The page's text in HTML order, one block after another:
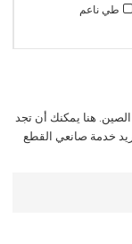
طي ناعم
هنا يمكنك أن تجد
خدمة صانعي القطع